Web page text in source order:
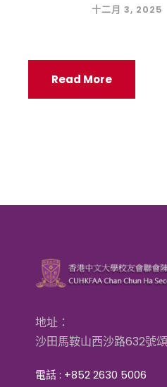
十二月 3, 2025
Read More
地址：
沙田馬鞍山西沙路632號
電話 : +852 2630 5006